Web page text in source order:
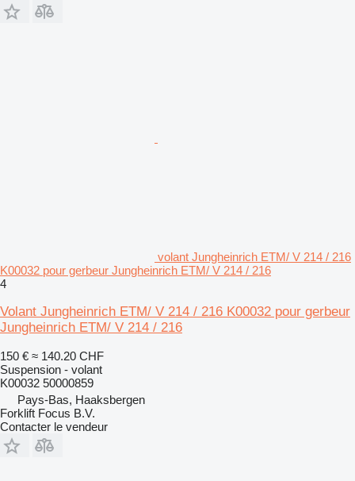
volant Jungheinrich ETM/ V 214 / 216
K00032 pour gerbeur Jungheinrich ETM/ V 214 / 216
4
Volant Jungheinrich ETM/ V 214 / 216 K00032 pour gerbeur
Jungheinrich ETM/ V 214 / 216
150 € ≈ 140.20 CHF
Suspension - volant
K00032 50000859
Pays-Bas, Haaksbergen
Forklift Focus B.V.
Contacter le vendeur